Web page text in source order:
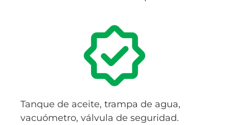
Tanque de aceite, trampa de agua,
vacuómetro, válvula de seguridad.